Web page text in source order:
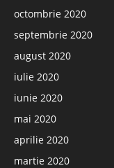
octombrie 2020
septembrie 2020
august 2020
iulie 2020
iunie 2020
mai 2020
aprilie 2020
martie 2020